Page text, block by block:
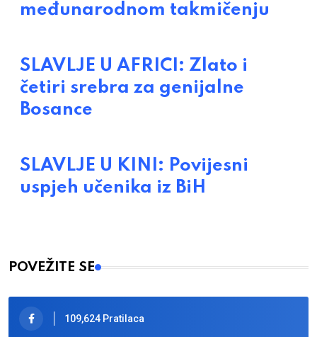
međunarodnom takmičenju
SLAVLJE U AFRICI: Zlato i
četiri srebra za genijalne
Bosance
SLAVLJE U KINI: Povijesni
uspjeh učenika iz BiH
POVEŽITE SE
109,624 Pratilaca